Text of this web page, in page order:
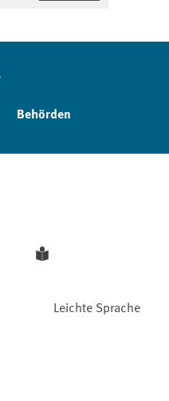
Behörden
Leichte Sprache